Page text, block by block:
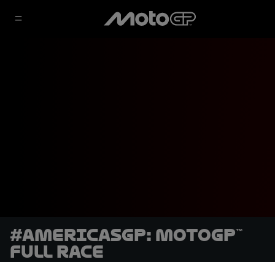
#AmericasGP: MotoGP™
Full Race